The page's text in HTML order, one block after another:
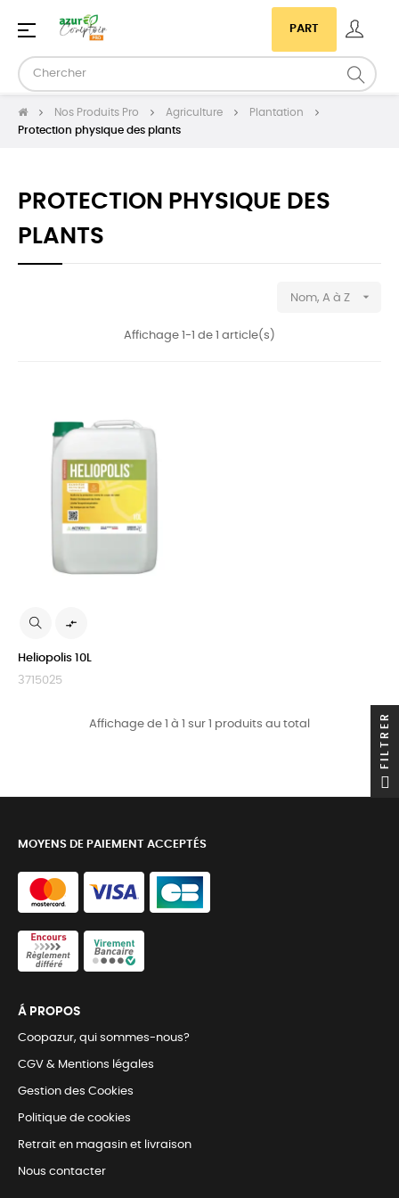
PART
Basculer
navigation
☰
Nos Produits Pro Agriculture
Plantation
Protection physique des plants
PROTECTION PHYSIQUE DES
PLANTS
Nom, A à Z 
Affichage 1-1 de 1 article(s)

Heliopolis 10L
3715025
Affichage de 1 à 1 sur 1 produits au total
MOYENS DE PAIEMENT ACCEPTÉS
Á PROPOS
Coopazur, qui sommes-nous?
CGV & Mentions légales
Gestion des Cookies
Politique de cookies
Retrait en magasin et livraison
Nous contacter
FILTRER